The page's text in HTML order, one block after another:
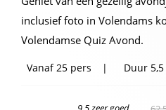
inclusief foto in Volendams
Volendamse Quiz Avond.
Vanaf25 pers Duur